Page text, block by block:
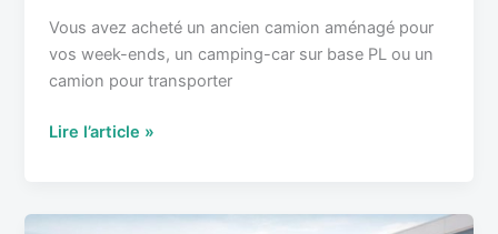
Vous avez acheté un ancien camion aménagé pour
vos week-ends, un camping-car sur base PL ou un
camion pour transporter
Lire l’article »
Marchandises